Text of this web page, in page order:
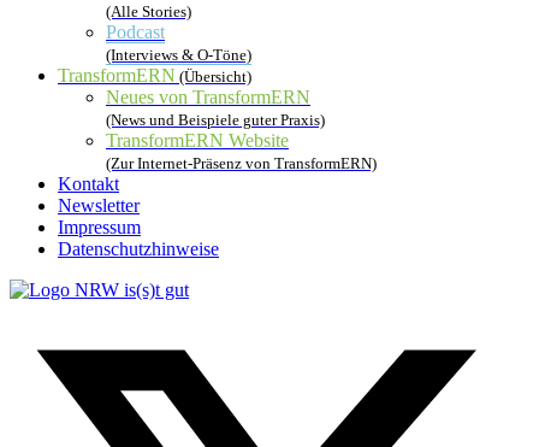
(Alle Stories)
Podcast
(Interviews & O-Töne)
TransformERN (Übersicht)
Neues von TransformERN
(News und Beispiele guter Praxis)
TransformERN Website
(Zur Internet-Präsenz von TransformERN)
Kontakt
Newsletter
Impressum
Datenschutzhinweise